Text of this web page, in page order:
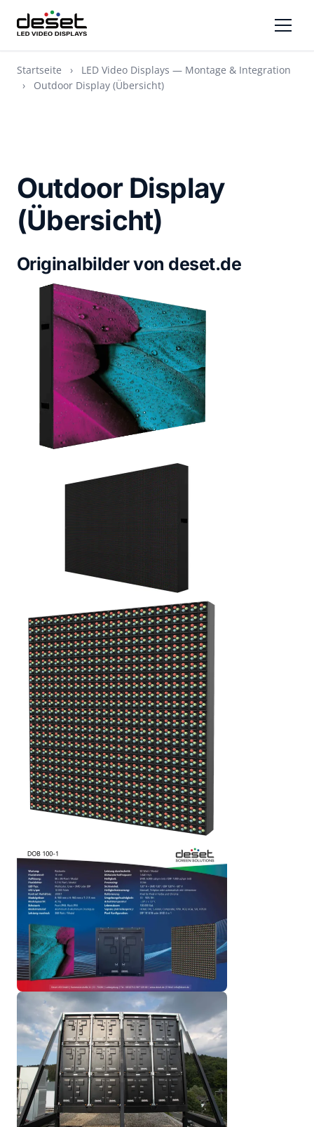
Startseite ›
LED Video Displays — Montage & Integration
›
Outdoor Display (Übersicht)
Outdoor Display
(Übersicht)
Originalbilder von deset.de